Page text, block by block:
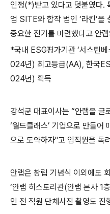
인정(*)받고 있다고 덧붙였다.
업 SITE와 합작 법인 ‘라킨’을
중요한 전기를 마련했다고 안
*국내 ESG평가기관 ‘서스틴베
024년) 최고등급(AA), 한국
024년) 획득
강석균 대표이사는 “안랩을 글
‘월드클래스’ 기업으로 만들어
으로 도약하자"고 임직원을 독
안랩은 창립 기념식 이외에도
‘안랩 히스토리관(안랩 본사 1층
인 전 직원 단체사진 촬영도 진